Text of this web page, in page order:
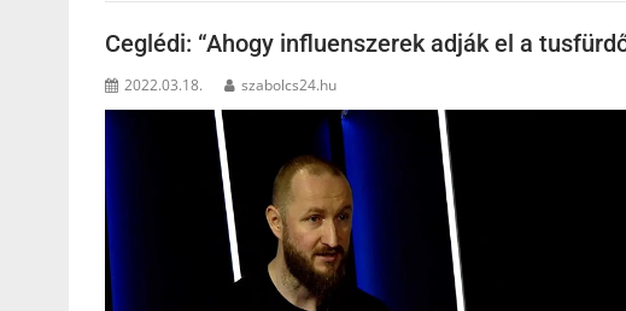
Ceglédi: “Ahogy influenszerek adják el a
2022.03.18. szabolcs24.hu